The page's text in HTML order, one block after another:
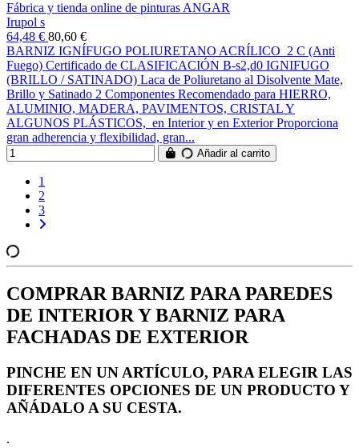
Fábrica y tienda online de pinturas ANGAR
Irupol s
64,48 € 80,60 €
BARNIZ IGNÍFUGO POLIURETANO ACRÍLICO 2 C (Anti
Fuego) Certificado de CLASIFICACIÓN B-s2,d0 IGNIFUGO
(BRILLO / SATINADO) Laca de Poliuretano al Disolvente Mate,
Brillo y Satinado 2 Componentes Recomendado para HIERRO,
ALUMINIO, MADERA, PAVIMENTOS, CRISTAL Y
ALGUNOS PLÁSTICOS, en Interior y en Exterior Proporciona
gran adherencia y flexibilidad, gran...
Añadir al carrito
1
2
3
COMPRAR BARNIZ PARA PAREDES
DE INTERIOR Y BARNIZ PARA
FACHADAS DE EXTERIOR
PINCHE EN UN ARTÍCULO, PARA ELEGIR LAS
DIFERENTES OPCIONES DE UN PRODUCTO Y
AÑÁDALO A SU CESTA.
.